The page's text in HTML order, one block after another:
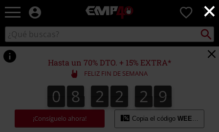
×
EMP
Música,
TV
&
Gaming
Merch
-
Ropa
Alternativa
0
Buscar
en
el
catálogo
Buscar
Hasta un 70% DTO. + 15% EXTRA*
FELIZ FIN DE SEMANA
0
0 8
8 2
2 2
2 2
3
2 7
8
7
9
8
¡Consíguelo ahora! Copia el código WEEKEND